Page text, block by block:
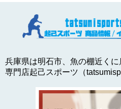
兵庫県は明石市、魚の棚近く
専門店起己スポーツ（